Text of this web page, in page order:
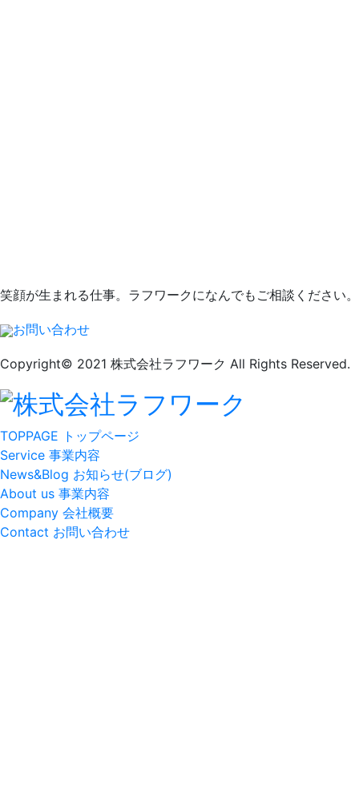
笑顔が生まれる仕事。ラフワークになんでもご相談ください。
お問い合わせ
Copyright© 2021 株式会社ラフワーク All Rights Reserved.
TOPPAGE トップページ
Service 事業内容
News&Blog お知らせ(ブログ)
About us 事業内容
Company 会社概要
Contact お問い合わせ